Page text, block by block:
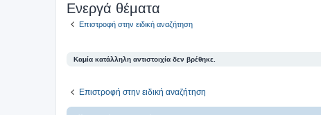
Ενεργά θέματα
Επιστροφή στην ειδική αναζήτηση
Καμία κατάλληλη αντιστοιχία δεν βρέθηκε.
Επιστροφή στην ειδική αναζήτηση